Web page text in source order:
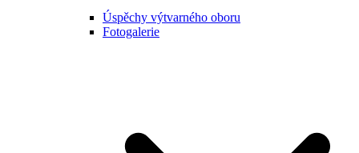
Úspěchy výtvarného oboru
Fotogalerie